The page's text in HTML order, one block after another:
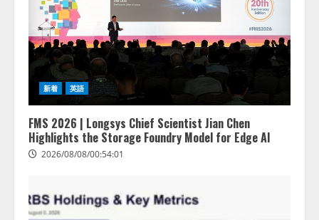
新着 英語
FMS 2026 | Longsys Chief Scientist Jian Chen
Highlights the Storage Foundry Model for Edge AI
2026/08/08/00:54:01